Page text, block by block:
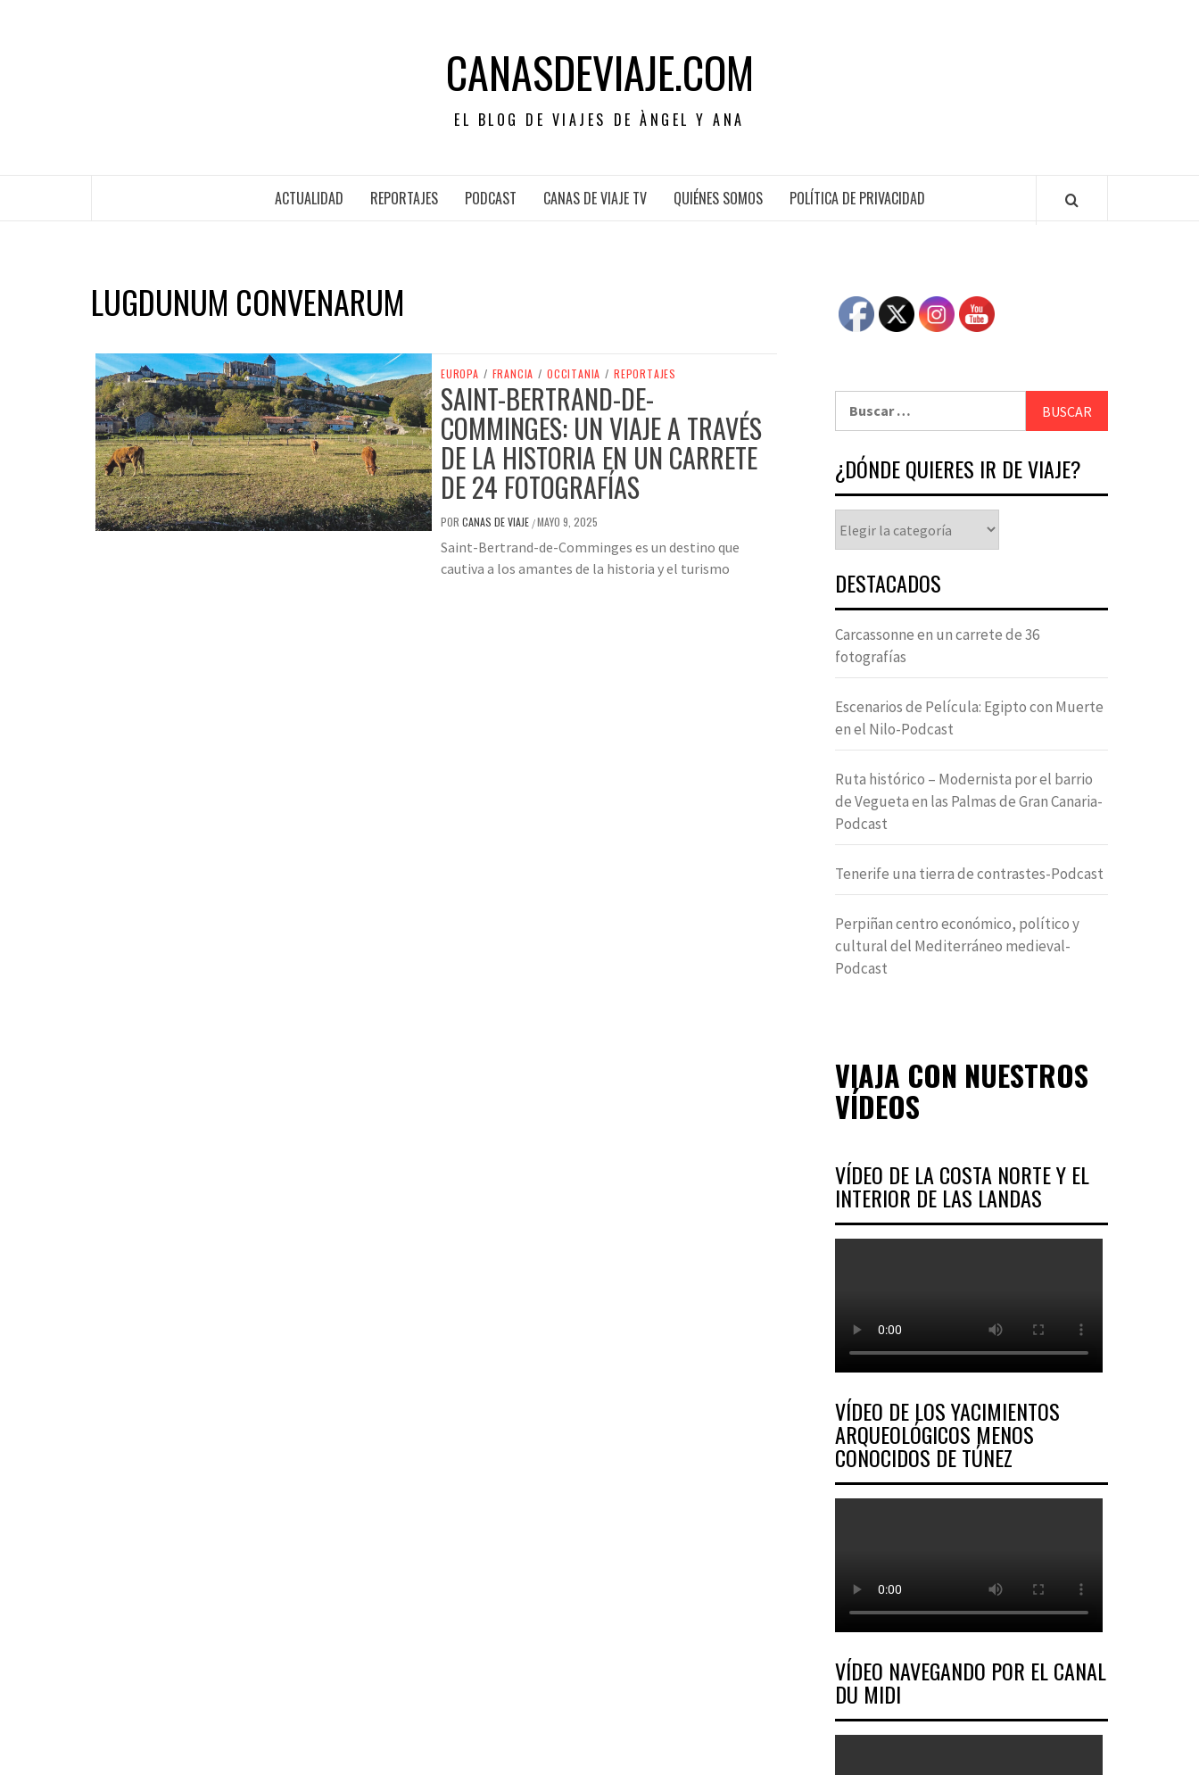
CANASDEVIAJE.COM
EL BLOG DE VIAJES DE ÀNGEL Y ANA
ACTUALIDAD REPORTAJES PODCAST CANAS DE VIAJE TV QUIÉNES SOMOS POLÍTICA DE PRIVACIDAD
LUGDUNUM CONVENARUM
EUROPA / FRANCIA / OCCITANIA / REPORTAJES
SAINT-BERTRAND-DE-
COMMINGES: UN VIAJE A TRAVÉS
DE LA HISTORIA EN UN CARRETE
DE 24 FOTOGRAFÍAS
POR CANAS DE VIAJE /MAYO 9, 2025
Saint-Bertrand-de-Comminges es un destino que
cautiva a los amantes de la historia y el turismo
¿DÓNDE QUIERES IR DE VIAJE?
DESTACADOS
Carcassonne en un carrete de 36
fotografías
Escenarios de Película: Egipto con Muerte
en el Nilo-Podcast
Ruta histórico – Modernista por el barrio
de Vegueta en las Palmas de Gran Canaria-
Podcast
Tenerife una tierra de contrastes-Podcast
Perpiñan centro económico, político y
cultural del Mediterráneo medieval-
Podcast
VIAJA CON NUESTROS
VÍDEOS
VÍDEO DE LA COSTA NORTE Y EL
INTERIOR DE LAS LANDAS
VÍDEO DE LOS YACIMIENTOS
ARQUEOLÓGICOS MENOS
CONOCIDOS DE TÚNEZ
VÍDEO NAVEGANDO POR EL CANAL
DU MIDI